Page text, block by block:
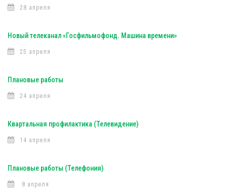
28 апреля
Новый телеканал «Госфильмофонд. Машина времени»
25 апреля
Плановые работы
24 апреля
Квартальная профилактика (Телевидение)
14 апреля
Плановые работы (Телефония)
8 апреля